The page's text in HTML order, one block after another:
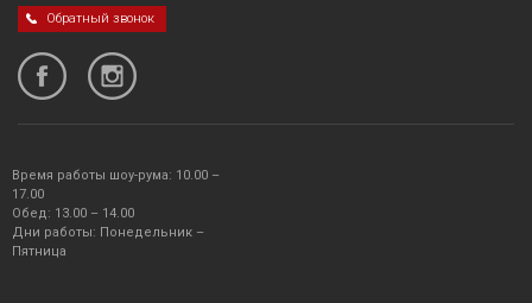
Обратный звонок
Время работы шоу-рума: 10.00 –
17.00
Обед: 13.00 – 14.00
Дни работы: Понедельник –
Пятница